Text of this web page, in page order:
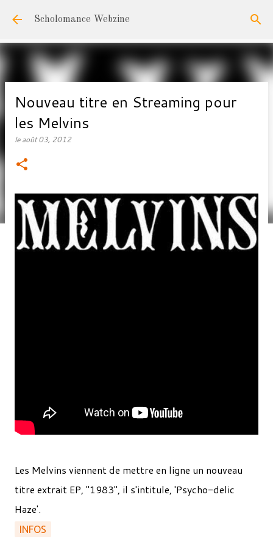
Accéder au contenu principal
Scholomance Webzine
Nouveau titre en Streaming pour
les Melvins
leaoût 03, 2012
Les Melvins viennent de mettre en ligne un nouveau
titre extrait EP, "1983", il s'intitule, 'Psycho-delic
Haze'.
INFOS